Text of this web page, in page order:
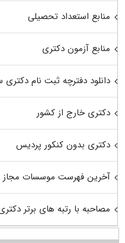
منابع استعداد تحصیلی
منابع آزمون دکتری
دانلود دفترچه ثبت نام دکتری
دکتری خارج از کشور
دکتری بدون کنکور پردیس
آخرین فهرست موسسات مجاز
مصاحبه با رتبه های برتر